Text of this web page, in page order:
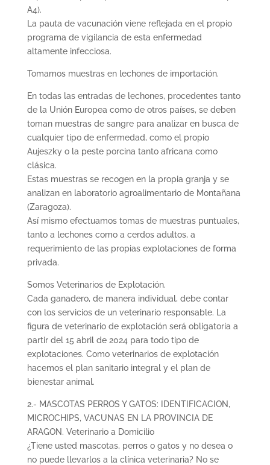
A4).
La pauta de vacunación viene reflejada en el propio
programa de vigilancia de esta enfermedad
altamente infecciosa.
Tomamos muestras en lechones de importación.
En todas las entradas de lechones, procedentes tanto
de la Unión Europea como de otros países, se deben
toman muestras de sangre para analizar en busca de
cualquier tipo de enfermedad, como el propio
Aujeszky o la peste porcina tanto africana como
clásica.
Estas muestras se recogen en la propia granja y se
analizan en laboratorio agroalimentario de Montañana
(Zaragoza).
Así mismo efectuamos tomas de muestras puntuales,
tanto a lechones como a cerdos adultos, a
requerimiento de las propias explotaciones de forma
privada.
Somos Veterinarios de Explotación.
Cada ganadero, de manera individual, debe contar
con los servicios de un veterinario responsable. La
figura de veterinario de explotación será obligatoria a
partir del 15 abril de 2024 para todo tipo de
explotaciones. Como veterinarios de explotación
hacemos el plan sanitario integral y el plan de
bienestar animal.
2.- MASCOTAS PERROS Y GATOS: IDENTIFICACION,
MICROCHIPS, VACUNAS EN LA PROVINCIA DE
ARAGON. Veterinario a Domicilio
¿Tiene usted mascotas, perros o gatos y no desea o
no puede llevarlos a la clínica veterinaria? No se